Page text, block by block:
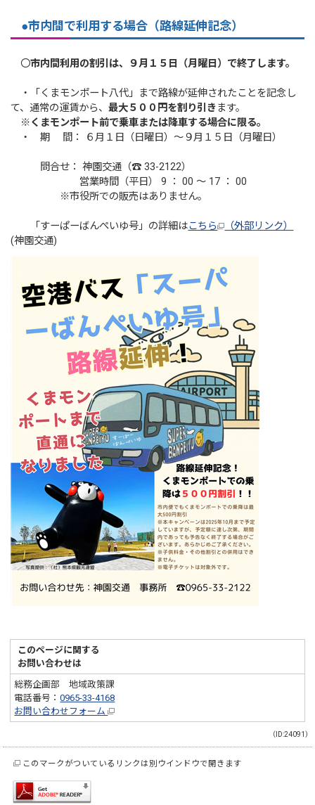
●市内間で利用する場合（路線延伸記念）
〇市内間利用の割引は、９月１５日（月曜日）で終了します。
・「くまモンポート八代」まで路線が延伸されたことを記念し
て、通常の運賃から、最大５００円を割り引きます。
※くまモンポート前で乗車または降車する場合に限る。
・ 期 間： ６月１日（日曜日）～９月１５日（月曜日）
問合せ： 神園交通（☎ 33-2122）
営業時間（平日） 9 ： 00 ～ 17 ： 00
※市役所での販売はありません。
「すーぱーばんぺいゆ号」の詳細はこちら
（外部リンク）
(神園交通)
このページに関する
お問い合わせは
総務企画部 地域政策課
電話番号：0965-33-4168
お問い合わせフォーム
（ID:24091）
このマークがついているリンクは別ウインドウで開きます